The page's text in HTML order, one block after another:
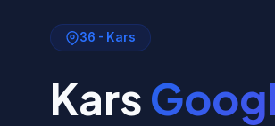
36 - Kars
Kars